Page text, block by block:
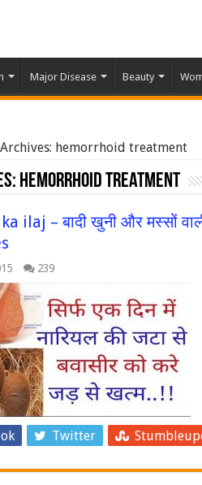
Major Disease Beauty
Archives: hemorrhoid treatment
hemorrhoid treatment
ilaj – बादी खुनी और मस्सों
239
Twitter